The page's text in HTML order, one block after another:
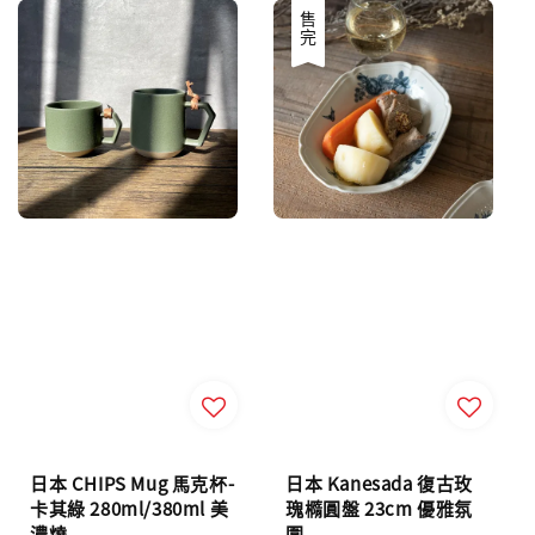
日本 CHIPS Mug 馬克杯-
卡其綠 280ml/380ml 美
售完
日本 Kanesada 復古玫
瑰橢圓盤 23cm 優雅氛